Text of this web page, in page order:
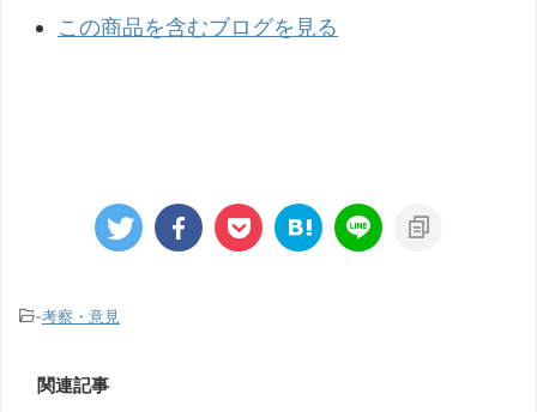
この商品を含むブログを見る
-考察・意見
関連記事